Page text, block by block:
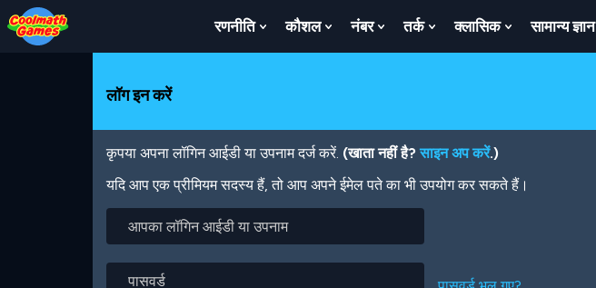
Skip
to
Top
Skip
to
Navigation
Skip
to
Main
Skip
to
Footer
Skip
to
main
रणनीति
Show
Submenu
कौशल
Show
Submenu
नंबर
Show
Submenu
तर्क
Show
Submenu
क्लासिक
Show
Submenu
सामान्य ज्ञान
लॉग इन करें
कृपया अपना लॉगिन आईडी या उपनाम दर्ज करें. (खाता नहीं है?साइन अप करें.)
यदि आप एक प्रीमियम सदस्य हैं, तो आप अपने ईमेल पते का भी उपयोग कर सकते हैं।
लॉगिन
या